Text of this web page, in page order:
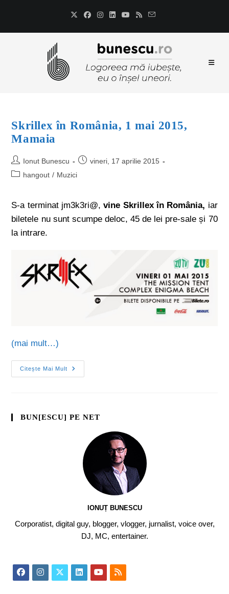
Skrillex în România, 1 mai 2015,
Mamaia
Ionut Bunescu
vineri, 17 aprilie 2015
hangout / Muzici
S-a terminat jm3k3ri@,vine Skrillex în România, iar
biletele nu sunt scumpe deloc, 45 de lei pre-sale și 70
la intrare.
(mai mult…)
Citește Mai Mult
BUN[ESCU] PE NET
IONUȚ BUNESCU
Corporatist, digital guy, blogger, vlogger, jurnalist, voice over,
DJ, MC, entertainer.